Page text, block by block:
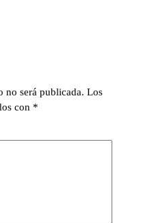
no será publicada. Los
con *